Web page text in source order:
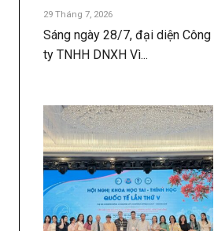
29 Tháng 7, 2026
Sáng ngày 28/7, đại diện Công
ty TNHH DNXH Vì...